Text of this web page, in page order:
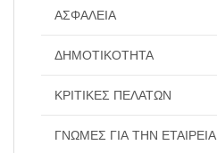
ΑΣΦΆΛΕΙΑ
ΔΗΜΟΤΙΚΌΤΗΤΑ
ΚΡΙΤΙΚΈΣ ΠΕΛΑΤΏΝ
ΓΝΏΜΕΣ ΓΙΑ ΤΗΝ ΕΤΑΙΡΕΊΑ